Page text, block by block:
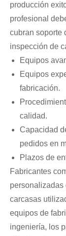
producción
profesional
cubran soporte
inspección de
Equipos
Equipos
fabricación.
calidad.
Capacidad
pedidos en
Plazos de
Fabricantes
personalizadas
carcasas
equipos de
ingeniería, los